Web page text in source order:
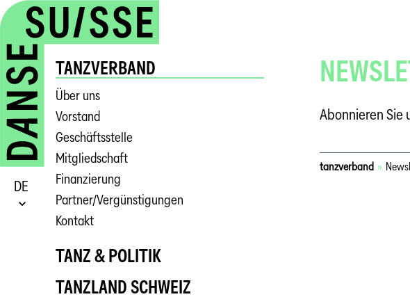
DE
TANZVERBAND
Über uns
Vorstand
Geschäftsstelle
Mitgliedschaft
Finanzierung
Partner/Vergünstigungen
Kontakt
TANZ & POLITIK
TANZLAND SCHWEIZ
Abonnieren Sie
tanzverband »